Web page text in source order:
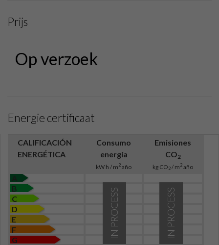
Prijs
Op verzoek
Energie certificaat
CALIFICACIÓN
ENERGÉTICA
Consumo
energía
kW h / m2año
Emisiones
CO2
kg CO2/ m2año
A
B
C
D
E
F
G
IN PROCESS
IN PROCESS